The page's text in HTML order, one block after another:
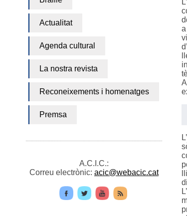
Actualitat
Agenda cultural
La nostra revista
Reconeixements i homenatges
Premsa
A.C.I.C.:
Correu electrònic: acic@webacic.cat